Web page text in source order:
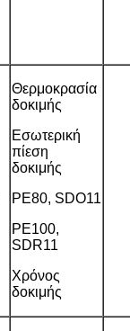
Θερμοκρασία
δοκιμής
Εσωτερική
πίεση
δοκιμής
PE80, SDO11
PE100,
SDR11
Χρόνος
δοκιμής